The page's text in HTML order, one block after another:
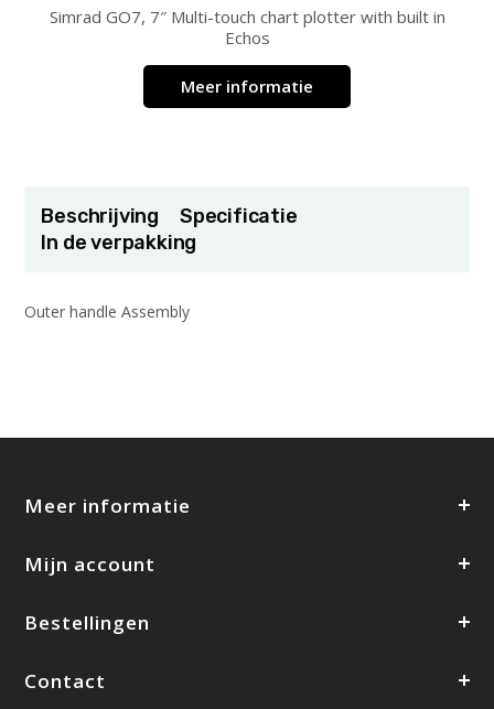
Simrad GO7, 7″ Multi-touch chart plotter with built in
Echos
Meer informatie
Beschrijving
Specificatie
In de verpakking
Outer handle Assembly
Meer informatie
Mijn account
Bestellingen
Contact